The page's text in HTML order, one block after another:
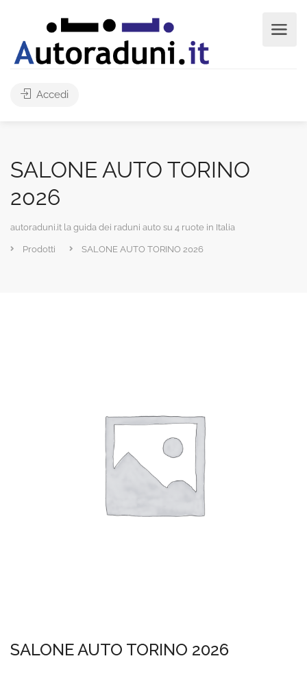
Accedi
SALONE AUTO TORINO
2026
autoraduni.it la guida dei raduni auto su 4 ruote in Italia
Prodotti SALONE AUTO TORINO 2026
SALONE AUTO TORINO 2026